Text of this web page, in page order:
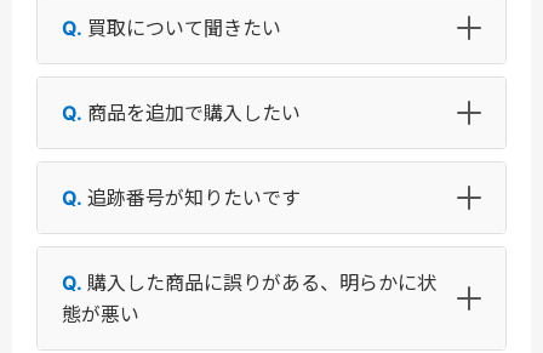
買取について聞きたい
商品を追加で購入したい
追跡番号が知りたいです
購入した商品に誤りがある、明らかに状
態が悪い